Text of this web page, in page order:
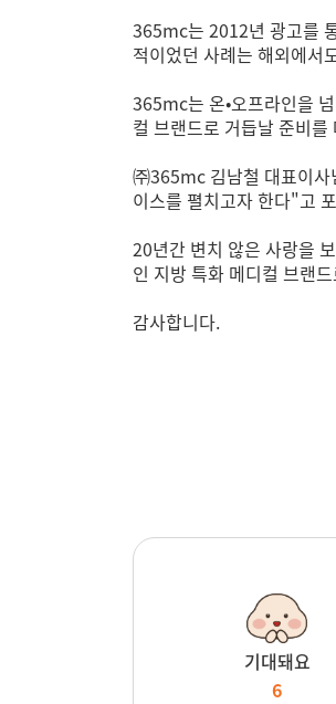
365mc는 2012년 광고를
적이었던 사례는 해외에서
365mc는 온•오프라인을
컬 브랜드로 거듭날 준비를
㈜365mc 김남철 대표이사
이스를 펼치고자 한다"고
20년간 변치 않은 사랑을
인 지방 특화 메디컬 브랜
감사합니다.
기대돼요
6